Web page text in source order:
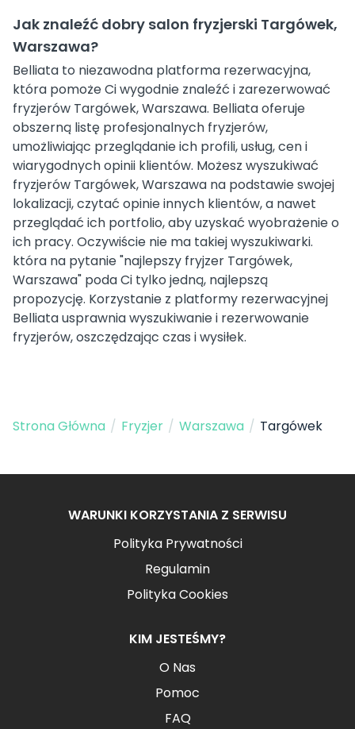
Jak znaleźć dobry salon fryzjerski Targówek,
Warszawa?
Belliata to niezawodna platforma rezerwacyjna,
która pomoże Ci wygodnie znaleźć i zarezerwować
fryzjerów Targówek, Warszawa. Belliata oferuje
obszerną listę profesjonalnych fryzjerów,
umożliwiając przeglądanie ich profili, usług, cen i
wiarygodnych opinii klientów. Możesz wyszukiwać
fryzjerów Targówek, Warszawa na podstawie swojej
lokalizacji, czytać opinie innych klientów, a nawet
przeglądać ich portfolio, aby uzyskać wyobrażenie o
ich pracy. Oczywiście nie ma takiej wyszukiwarki.
która na pytanie "najlepszy fryjzer Targówek,
Warszawa" poda Ci tylko jedną, najlepszą
propozycję. Korzystanie z platformy rezerwacyjnej
Belliata usprawnia wyszukiwanie i rezerwowanie
fryzjerów, oszczędzając czas i wysiłek.
Strona Główna / Fryzjer / Warszawa / Targówek
WARUNKI KORZYSTANIA Z SERWISU
Polityka Prywatności
Regulamin
Polityka Cookies
KIM JESTEŚMY?
O Nas
Pomoc
FAQ